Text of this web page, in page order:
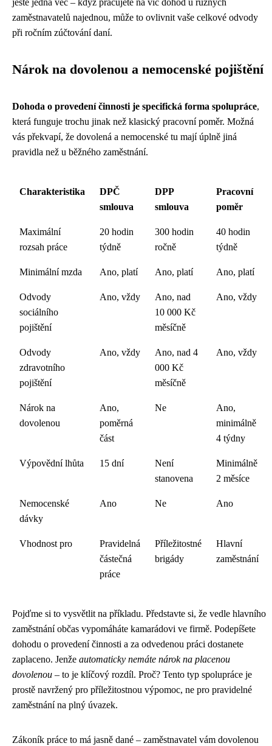
ještě jedna věc – když pracujete na víc dohod u různých
zaměstnavatelů najednou, může to ovlivnit vaše celkové odvody
při ročním zúčtování daní.
Nárok na dovolenou a nemocenské pojištění
Dohoda o provedení činnosti je specifická forma spolupráce,
která funguje trochu jinak než klasický pracovní poměr. Možná
vás překvapí, že dovolená a nemocenské tu mají úplně jiná
pravidla než u běžného zaměstnání.
Charakteristika
DPČ
smlouva
DPP
smlouva
Pracovní
poměr
Maximální
rozsah práce
20 hodin
týdně
300 hodin
ročně
40 hodin
týdně
Minimální mzda Ano, platí Ano, platí Ano, platí
Odvody
sociálního
pojištění
Ano, vždy
Ano, nad
10 000 Kč
měsíčně
Ano, vždy
Odvody
zdravotního
pojištění
Ano, vždy
Ano, nad 4
000 Kč
měsíčně
Ano, vždy
Nárok na
dovolenou
Ano,
poměrná
část
Ne
Ano,
minimálně
4 týdny
Výpovědní lhůta 15 dní
Není
stanovena
Minimálně
2 měsíce
Nemocenské
dávky
Ano Ne Ano
Vhodnost pro
Pravidelná
částečná
práce
Příležitostné
brigády
Hlavní
zaměstnání
Pojďme si to vysvětlit na příkladu. Představte si, že vedle hlavního
zaměstnání občas vypomáháte kamarádovi ve firmě. Podepíšete
dohodu o provedení činnosti a za odvedenou práci dostanete
zaplaceno. Jenže automaticky nemáte nárok na placenou
dovolenou – to je klíčový rozdíl. Proč? Tento typ spolupráce je
prostě navržený pro příležitostnou výpomoc, ne pro pravidelné
zaměstnání na plný úvazek.
Zákoník práce to má jasně dané – zaměstnavatel vám dovolenou